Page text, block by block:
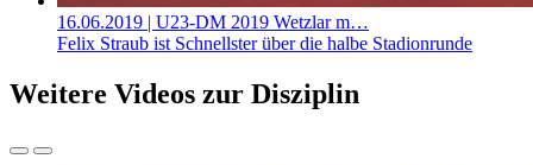
16.06.2019 | U23-DM 2019 Wetzlar m…
Felix Straub ist Schnellster über die halbe Stadionrunde
Weitere Videos zur Disziplin